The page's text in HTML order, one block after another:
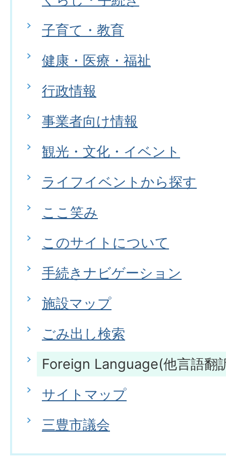
子育て・教育
健康・医療・福祉
行政情報
事業者向け情報
観光・文化・イベント
ライフイベントから探す
ここ笑み
このサイトについて
手続きナビゲーション
施設マップ
ごみ出し検索
Foreign Language(他言語翻
サイトマップ
三豊市議会